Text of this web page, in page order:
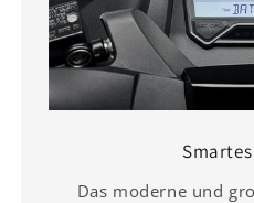
Das moderne und